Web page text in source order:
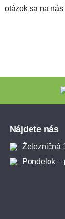
otázok sa na
Nájdete nás
Železničná
Pondelok –